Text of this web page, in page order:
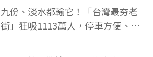
九份、淡水都輸它！「台灣最夯老
街」狂吸1113萬人，停車方便、特
色美食多